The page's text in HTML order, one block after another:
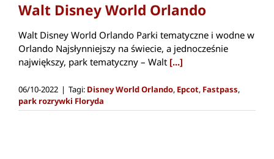
Walt Disney World Orlando
Walt Disney World Orlando Parki tematyczne i wodne w
Orlando Najsłynniejszy na świecie, a jednocześnie
największy, park tematyczny – Walt [...]
06/10-2022 | Tagi: Disney World Orlando, Epcot, Fastpass,
park rozrywki Floryda